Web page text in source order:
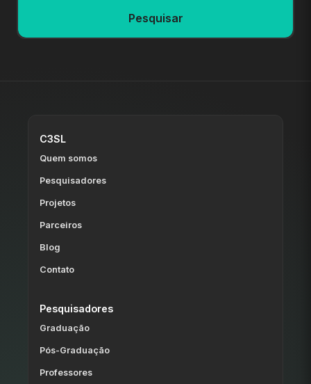
Pesquisar
C3SL
Quem somos
Pesquisadores
Projetos
Parceiros
Blog
Contato
Pesquisadores
Graduação
Pós-Graduação
Professores